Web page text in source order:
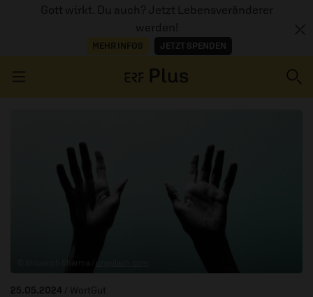
Gott wirkt. Du auch? Jetzt Lebensveränderer
werden!
MEHR INFOS JETZT SPENDEN
ERZÄHL MAL
AUDIOTHEK
unsplash.com
25.05.2024 / WortGut